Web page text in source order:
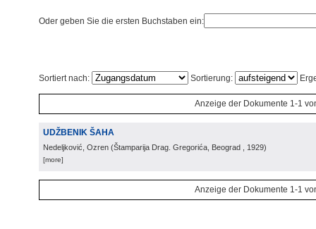
Oder geben Sie die ersten Buchstaben ein:
Sortiert nach: Sortierung:
Anzeige der Dokumente 1-1
UDŽBENIK ŠAHA
Nedeljković, Ozren (Štamparija Drag. Gregorića, Beograd , 1929)
[more]
Anzeige der Dokumente 1-1